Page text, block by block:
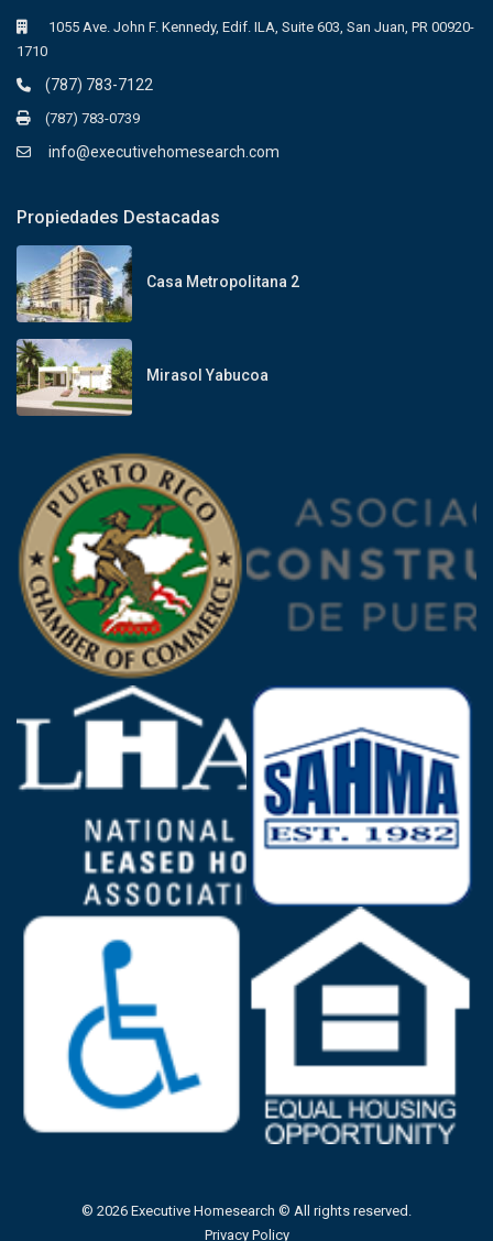
1055 Ave. John F. Kennedy, Edif. ILA, Suite 603, San Juan, PR 00920-
1710
(787) 783-7122
(787) 783-0739
info@executivehomesearch.com
Propiedades Destacadas
Casa Metropolitana 2
Mirasol Yabucoa
© 2026 Executive Homesearch © All rights reserved.
Privacy Policy